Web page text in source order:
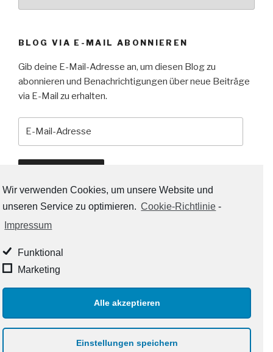
Wir verwenden Cookies, um unsere Website und
unseren Service zu optimieren. Cookie-Richtlinie -
Impressum
Funktional
Marketing
Alle akzeptieren
Einstellungen speichern
BLOG VIA E-MAIL ABONNIEREN
Gib deine E-Mail-Adresse an, um diesen Blog zu
abonnieren und Benachrichtigungen über neue Beiträge
via E-Mail zu erhalten.
RSS-LINKS:
RSS - Beiträge
RSS - Kommentare